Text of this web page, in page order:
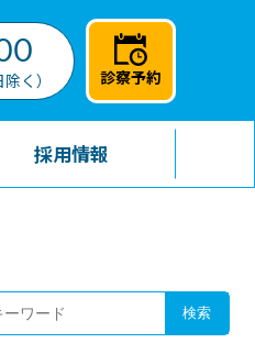
く） 診察予約
採用情報